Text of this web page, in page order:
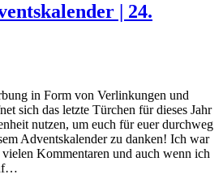
| 24.
in Form von Verlinkungen und
sich das letzte Türchen für dieses Jahr
nutzen, um euch für euer durchweg
Adventskalender zu danken! Ich war
Kommentaren und auch wenn ich